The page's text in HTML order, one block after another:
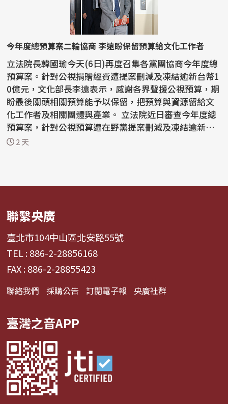
今年度總預算案二輪協商 李遠盼保留預算給文化工作者
立法院長韓國瑜今天(6日)再度召集各黨團協商今年度總
預算案。針對公視捐贈經費遭提案刪減及凍結逾新台幣1
0億元，文化部長李遠表示，感謝各界聲援公視預算，期
盼最後關頭相關預算能予以保留，把預算與資源留給文
化工作者及相關團體與產業。 立法院近日審查今年度總
預算案，針對公視預算遭在野黨提案刪減及凍結逾新台
幣...2 天
聯繫央廣
臺北市104中山區北安路55號
TEL : 886-2-28856168
FAX : 886-2-28855423
聯絡我們 採購公告 訂閱電子報 央廣社群
臺灣之音APP